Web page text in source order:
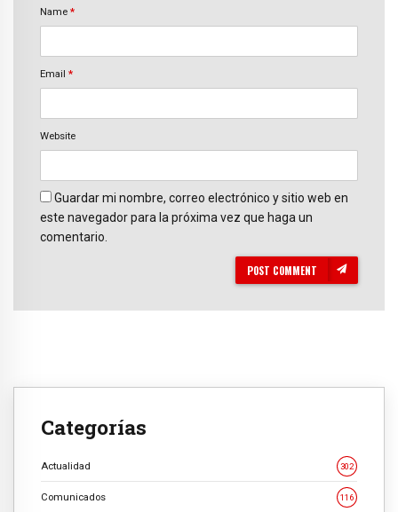
Name *
Email *
Website
Guardar mi nombre, correo electrónico y sitio web en
este navegador para la próxima vez que haga un
comentario.
POST COMMENT
Categorías
Actualidad 302
Comunicados 116